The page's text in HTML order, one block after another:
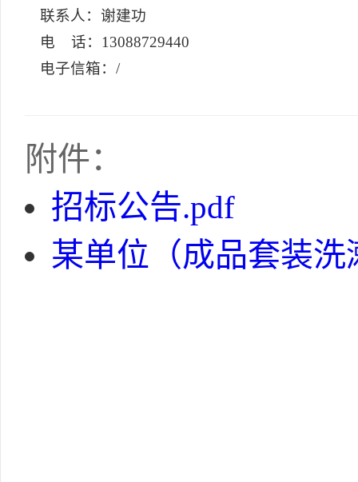
联系人：谢建功
电 话：13088729440
电子信箱：/
附件：
招标公告.pdf
某单位（成品套装